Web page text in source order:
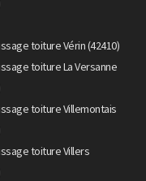
toiture Vérin (42410)
toiture La Versanne
toiture Villemontais
toiture Villers